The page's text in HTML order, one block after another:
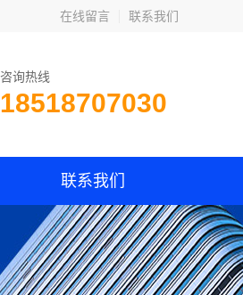
在线留言 联系我们
咨询热线
18518707030
联系我们